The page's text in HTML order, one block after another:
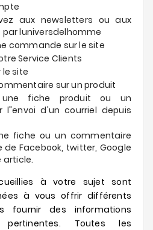
aux newsletters ou aux
luniversdelhomme
commande sur le site
Service Clients
site
sur un produit
fiche produit ou un
l"envoi d'un courriel depuis
fiche ou un commentaire
Facebook, twitter, Google
article.
à votre sujet sont
à vous offrir différents
fournir des informations
pertinentes. Toutes les